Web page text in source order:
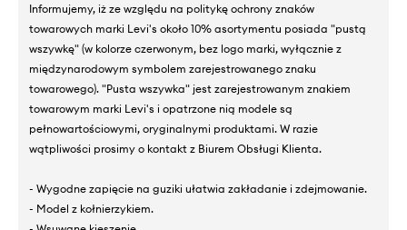
Informujemy, iż ze względu na politykę ochrony znaków
towarowych marki Levi's około 10% asortymentu posiada "pustą
wszywkę" (w kolorze czerwonym, bez logo marki, wyłącznie z
międzynarodowym symbolem zarejestrowanego znaku
towarowego). "Pusta wszywka" jest zarejestrowanym znakiem
towarowym marki Levi's i opatrzone nią modele są
pełnowartościowymi, oryginalnymi produktami. W razie
wątpliwości prosimy o kontakt z Biurem Obsługi Klienta.
- Wygodne zapięcie na guziki ułatwia zakładanie i zdejmowanie.
- Model z kołnierzykiem.